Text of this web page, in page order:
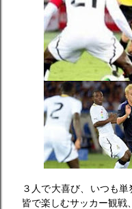
３人で大喜び、いつも
皆で楽しむサッカー観戦